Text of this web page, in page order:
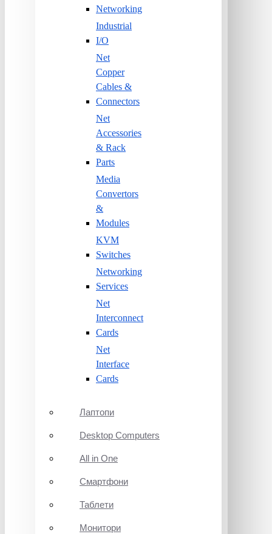
Networking
Industrial
I/O
Net
Copper
Cables &
Connectors
Net
Accessories
& Rack
Parts
Media
Convertors
&
Modules
KVM
Switches
Networking
Services
Net
Interconnect
Cards
Net
Interface
Cards
Лаптопи
Desktop Computers
All in One
Смартфони
Таблети
Монитори